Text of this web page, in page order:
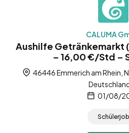
CALUMA
Aushilfe Getränkemarkt
– 16,00 €/Std –
46446 Emmerich am Rhein,
01/08/
Schülerjob